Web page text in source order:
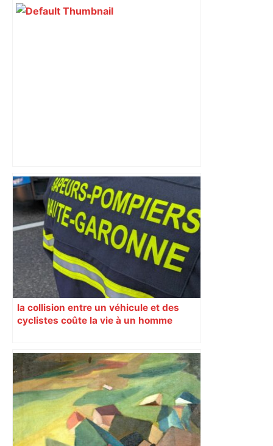
Top 14 : Perpignan mate le leader
Toulouse et quitte la dernière place –
lanouvellerepublique.fr
la collision entre un véhicule et des
cyclistes coûte la vie à un homme